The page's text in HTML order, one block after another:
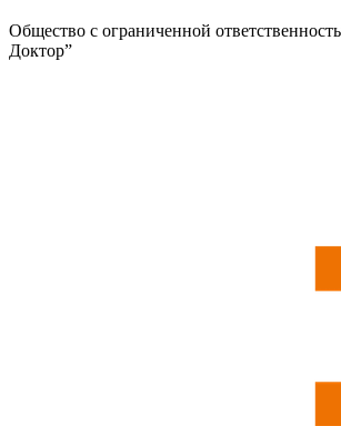
Общество с ограниченной
Доктор”